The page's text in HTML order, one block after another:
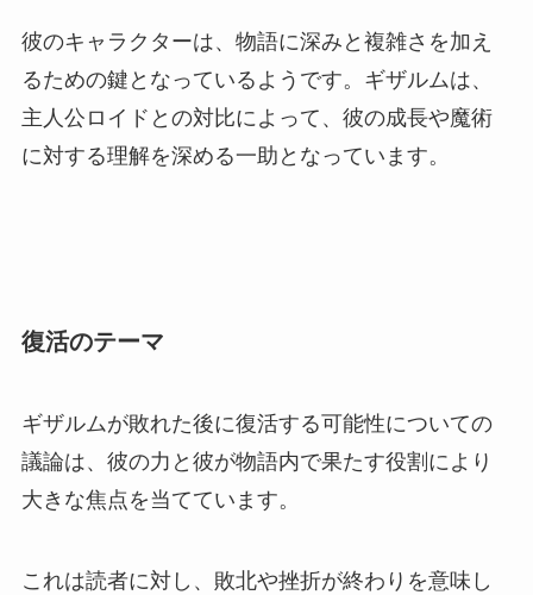
彼のキャラクターは、物語に深みと複雑さを加え
るための鍵となっているようです。ギザルムは、
主人公ロイドとの対比によって、彼の成長や魔術
に対する理解を深める一助となっています。
復活のテーマ
ギザルムが敗れた後に復活する可能性についての
議論は、彼の力と彼が物語内で果たす役割により
大きな焦点を当てています。
これは読者に対し、敗北や挫折が終わりを意味し